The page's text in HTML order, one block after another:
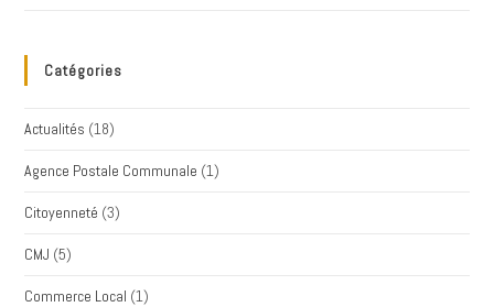
Catégories
Actualités (18)
Agence Postale Communale (1)
Citoyenneté (3)
CMJ (5)
Commerce Local (1)